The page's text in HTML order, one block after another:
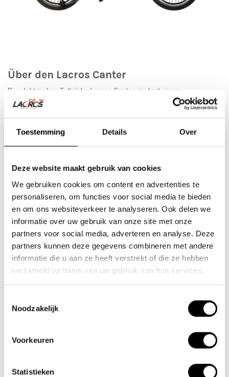
Toestemming Details Over
Deze website maakt gebruik van cookies
We gebruiken cookies om content en advertenties te
personaliseren, om functies voor social media te bieden
en om ons websiteverkeer te analyseren. Ook delen we
informatie over uw gebruik van onze site met onze
partners voor social media, adverteren en analyse. Deze
partners kunnen deze gegevens combineren met andere
informatie die u aan ze heeft verstrekt of die ze hebben
verzameld op basis van uw gebruik van hun services.
Noodzakelijk
Voorkeuren
Statistieken
Über den Lacros Canter
Die elektrischen Falträder Lacros Canter sind mit einem
leistungsstarken und leisen 250W Aikema Motor und einem
effizienten und starken Akku ausgestattet. So radelst du mühelos
bei Wind und Steigungen. Der herausnehmbare Akku ist sauber in
den Rahmen integriert. Mit seinem Akku mit hoher Kapazität können
Gänge und 9 Stützpositionen.
Ein Vorteil eines elektrischen Faltrads ist, dass Sie es
zusammenfalten und in Ihrem Wohnmobil oder im Kofferraum des
Autos verstauen können. Besuchen Sie unseren Showroom und
überzeugen Sie sich selbst.